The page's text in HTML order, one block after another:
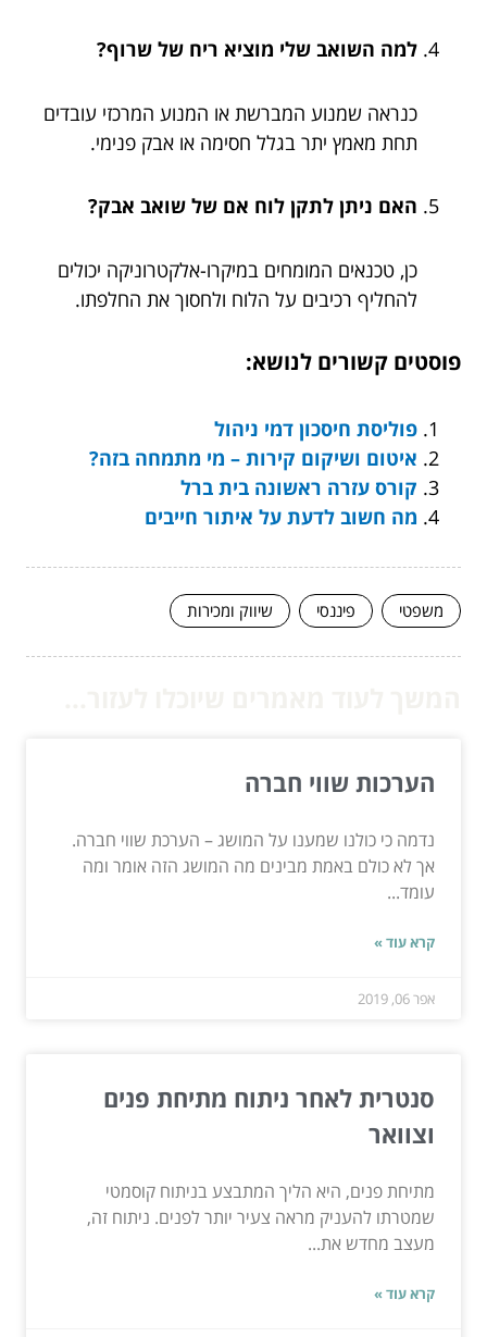
למה השואב שלי מוציא ריח של שרוף?
כנראה שמנוע המברשת או המנוע המרכזי עובדים
תחת מאמץ יתר בגלל חסימה או אבק פנימי.
האם ניתן לתקן לוח אם של שואב אבק?
כן, טכנאים המומחים במיקרו-אלקטרוניקה יכולים
להחליף רכיבים על הלוח ולחסוך את החלפתו.
פוסטים קשורים לנושא:
פוליסת חיסכון דמי ניהול
איטום ושיקום קירות – מי מתמחה בזה?
קורס עזרה ראשונה בית ברל
מה חשוב לדעת על איתור חייבים
משפטי פיננסי שיווק ומכירות
הערכות שווי חברה
נדמה כי כולנו שמענו על המושג – הערכת שווי חברה.
אך לא כולם באמת מבינים מה המושג הזה אומר ומה
עומד...
קרא עוד »
אפר 06, 2019
סנטרית לאחר ניתוח מתיחת פנים
וצוואר
מתיחת פנים, היא הליך המתבצע בניתוח קוסמטי
שמטרתו להעניק מראה צעיר יותר לפנים. ניתוח זה,
מעצב מחדש את...
קרא עוד »